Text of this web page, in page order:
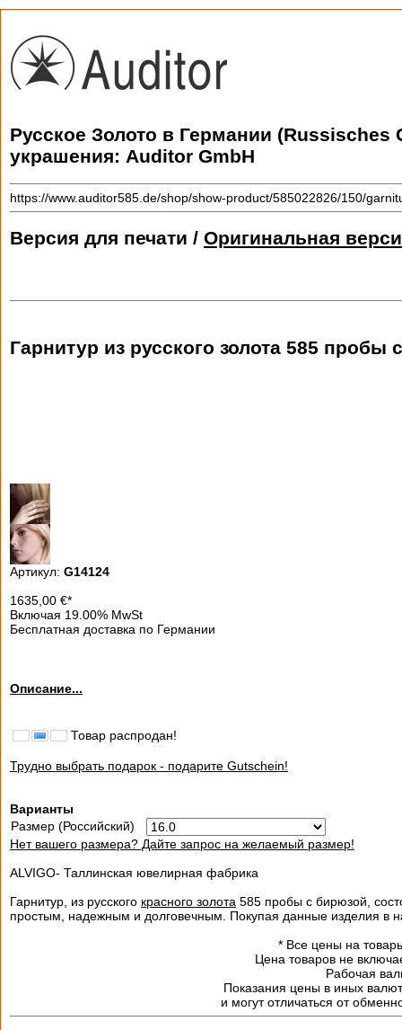
Русское Золото в Германии
украшения: Auditor GmbH
https://www.auditor585.de/shop/show-product/585022826/150/
Версия для печати / Оригинальная
Гарнитур из русского золота 585 пробы
Артикул: G14124
1635,00 €*
Включая 19.00% MwSt
Бесплатная доставка по Германии
Описание...
Товар распродан!
Трудно выбрать подарок - подарите Gutschein!
Варианты
Размер (Российский)
Нет вашего размера? Дайте запрос на желаемый размер!
ALVIGO- Таллинская ювелирная фабрика
Гарнитур, из русского красного золота 585 пробы с бирюзой,
простым, надежным и долговечным. Покупая данные изделия в
*Все цены на
Цена товаров не
Рабочая
Показания цены в иных
и могут отличаться от